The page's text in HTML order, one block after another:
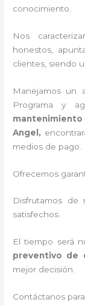
conocimiento.
Nos
honestos,
clientes, siendo
Manejamos un
Programa y
Angel,
medios de pago.
Ofrecemos
Disfrutamos de
satisfechos.
El tiempo será
preventivo de
mejor decisión.
Contáctanos